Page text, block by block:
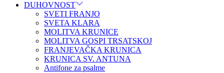
DUHOVNOST
SVETI FRANJO
SVETA KLARA
MOLITVA KRUNICE
MOLITVA GOSPI TRSATSKOJ
FRANJEVAČKA KRUNICA
KRUNICA SV. ANTUNA
Antifone za psalme